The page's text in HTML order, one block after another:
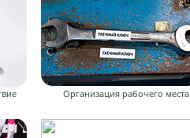
Организация рабочего места